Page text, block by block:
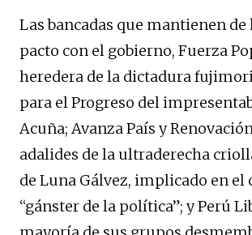
Las bancadas que mantienen de
pacto con el gobierno, Fuerza
heredera de la dictadura
para el Progreso del
Acuña; Avanza País y
adalides de la ultraderecha
de Luna Gálvez, implicado en el
“gánster de la política”; y Perú